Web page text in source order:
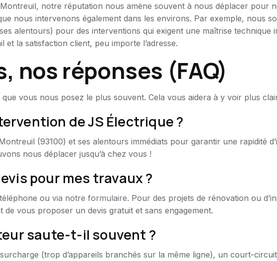
notre réputation nous amène souvent à nous déplacer pour
nous intervenons également dans les environs. Par exemple, nous
alentours) pour des interventions qui exigent une maîtrise
et la satisfaction client, peu importe l’adresse.
nos réponses (FAQ)
vous nous posez le plus souvent. Cela vous aidera à y voir plus
de JS Électrique ?
(93100) et ses alentours immédiats pour garantir une rapidité
nous déplacer jusqu’à chez vous !
pour mes travaux ?
ou via notre formulaire. Pour des projets de rénovation ou
vous proposer un devis gratuit et sans engagement.
saute-t-il souvent ?
(trop d’appareils branchés sur la même ligne), un court-